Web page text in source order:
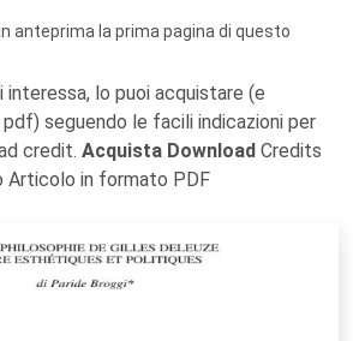
anteprima la prima pagina di questo
lo puoi acquistare (e
seguendo le facili indicazioni per
credit. Acquista Download Credits
Articolo in formato PDF